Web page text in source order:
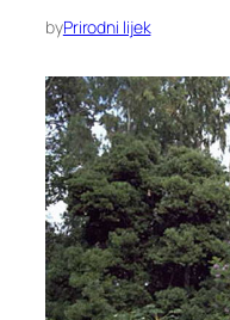
byPrirodni lijek